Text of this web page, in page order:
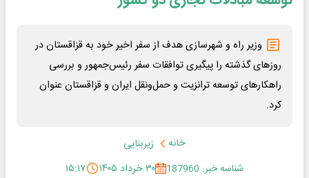
وزیر راه و شهرسازی هدف از سفر اخیر خود به قزاقستان در
روزهای گذشته را پیگیری توافقات سفر رئیس‌جمهور و بررسی
راهکارهای توسعه ترانزیت و حمل‌ونقل ایران و قزاقستان عنوان
کرد.
خانه
زیربنایی
شناسه خبر: 187960
۳۰ خرداد ۱۴۰۵ ۱۵:۱۷